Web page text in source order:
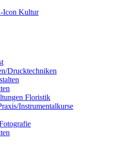
Drucktechniken
Floristik
Instrumentalkurse